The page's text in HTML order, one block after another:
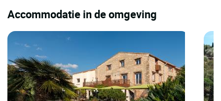
Accommodatie in de omgeving